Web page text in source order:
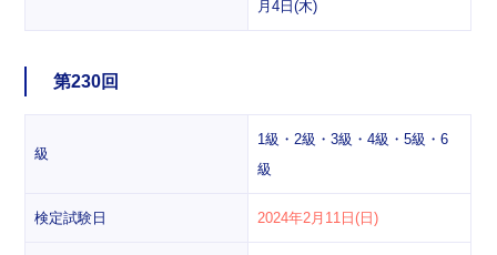
月4日(木)
第230回
級
1級・2級・3級・4級・5級・6
級
検定試験日 2024年2月11日(日)